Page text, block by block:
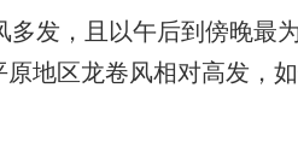
发，且以午后到傍晚最
地区龙卷风相对高发，